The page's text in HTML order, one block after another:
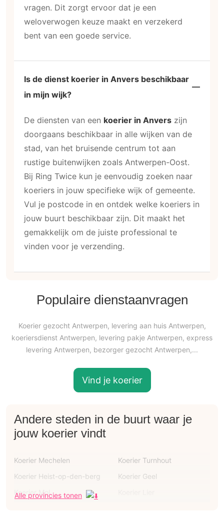
vragen. Dit zorgt ervoor dat je een
weloverwogen keuze maakt en verzekerd
bent van een goede service.
Is de dienst koerier in Anvers beschikbaar
in mijn wijk?
De diensten van een koerier in Anvers zijn
doorgaans beschikbaar in alle wijken van de
stad, van het bruisende centrum tot aan
rustige buitenwijken zoals Antwerpen-Oost.
Bij Ring Twice kun je eenvoudig zoeken naar
koeriers in jouw specifieke wijk of gemeente.
Vul je postcode in en ontdek welke koeriers in
jouw buurt beschikbaar zijn. Dit maakt het
gemakkelijk om de juiste professional te
vinden voor je verzending.
Populaire dienstaanvragen
Koerier gezocht Antwerpen, levering aan huis Antwerpen,
koeriersdienst Antwerpen, levering pakje Antwerpen, express
levering Antwerpen, bezorger gezocht Antwerpen,...
Vind je koerier
Andere steden in de buurt waar je
jouw koerier vindt
Koerier Mechelen
Koerier Turnhout
Koerier Heist-op-den-berg
Koerier Geel
Koerier Mol
Alle provincies tonen